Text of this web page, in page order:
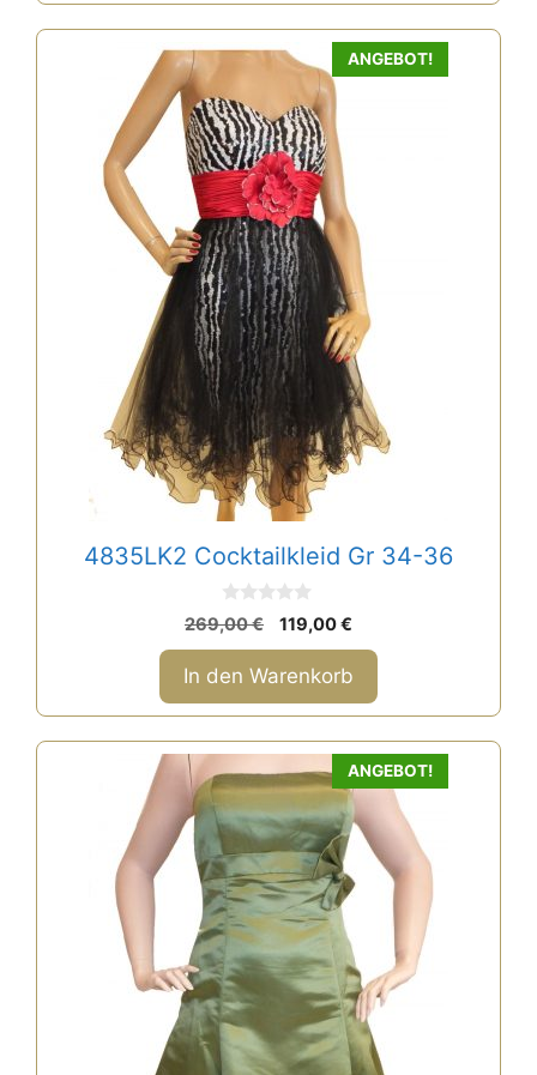
ANGEBOT!
4835LK2 Cocktailkleid Gr 34-36
0
v
o
n
5
269,00€
Ursprünglicher
Preis
war:
269,00 €
119,00€
Preis
ist:
119,00 €.
In den Warenkorb
ANGEBOT!
mehrere
Varianten
Optionen